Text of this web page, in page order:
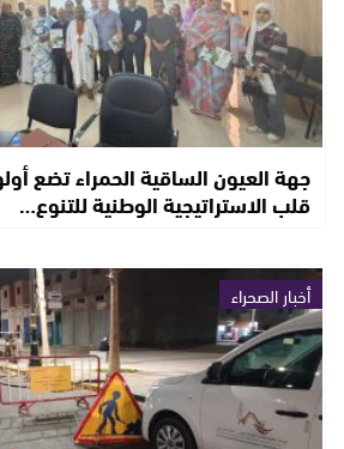
جهة العيون الساقية الحمراء تضع
قلب الاستراتيجية الوطنية للتنوع…
أخبار الصحراء